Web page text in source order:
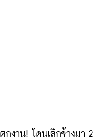
ตกงาน! โดนเลิกจ้างมา 2